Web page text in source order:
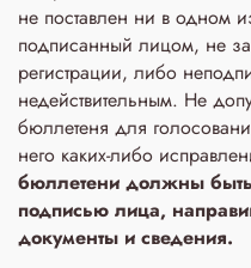
не поставлен ни в одном
подписанный лицом, не
регистрации, либо
недействительным. Не
бюллетеня для
него каких-либо
бюллетени должны
подписью лица,
документы и сведения.